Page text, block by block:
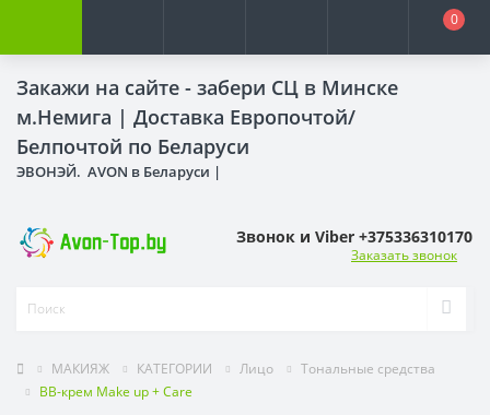
Закажи на сайте - забери СЦ в Минске
м.Немига | Доставка Европочтой/
Белпочтой по Беларуси
ЭВОНЭЙ. AVON в Беларуси |
0
Звонок и Viber +375336310170
Заказать звонок
МАКИЯЖ КАТЕГОРИИ Лицо
Тональные средства
BB-крем Make up + Care